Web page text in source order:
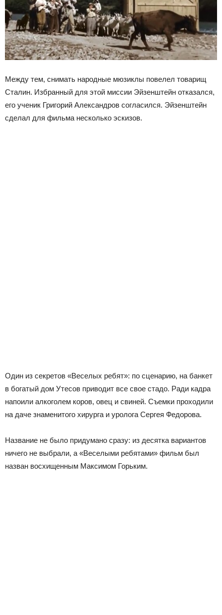
Между тем, снимать народные мюзиклы повелел товарищ
Сталин. Избранный для этой миссии Эйзенштейн отказался,
его ученик Григорий Александров согласился. Эйзенштейн
сделал для фильма несколько эскизов.
Один из секретов «Веселых ребят»: по сценарию, на банкет
в богатый дом Утесов приводит все свое стадо. Ради кадра
напоили алкоголем коров, овец и свиней. Съемки проходили
на даче знаменитого хирурга и уролога Сергея Федорова.
Название не было придумано сразу: из десятка вариантов
ничего не выбрали, а «Веселыми ребятами» фильм был
назван восхищенным Максимом Горьким.